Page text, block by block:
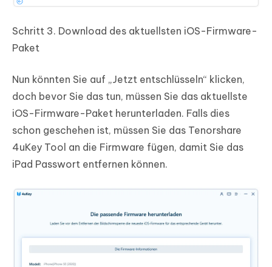
Schritt 3. Download des aktuellsten iOS-Firmware-
Paket
Nun könnten Sie auf „Jetzt entschlüsseln“ klicken,
doch bevor Sie das tun, müssen Sie das aktuellste
iOS-Firmware-Paket herunterladen. Falls dies
schon geschehen ist, müssen Sie das Tenorshare
4uKey Tool an die Firmware fügen, damit Sie das
iPad Passwort entfernen können.